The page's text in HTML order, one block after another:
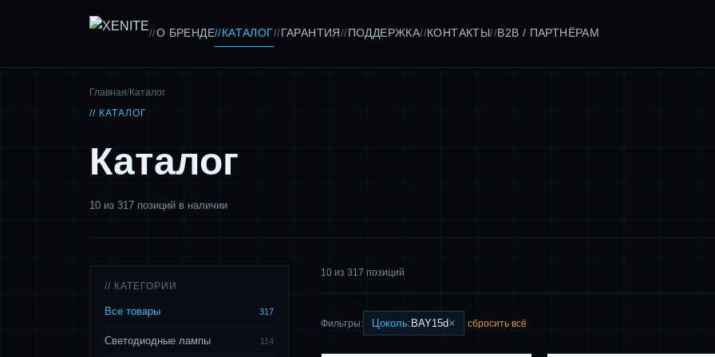
//О БРЕНДЕ// КАТАЛОГ// ГАРАНТИЯ // ПОДДЕРЖКА//КОНТАКТЫ//B2B / ПАРТНЁРАМ
Главная/Каталог
// КАТАЛОГ
Каталог
10 из 317 позиций в наличии
// КАТЕГОРИИ
Все товары 317
Светодиодные лампы 114
10 из 317 позиций
Фильтры: Цоколь: BAY15d× сбросить всё